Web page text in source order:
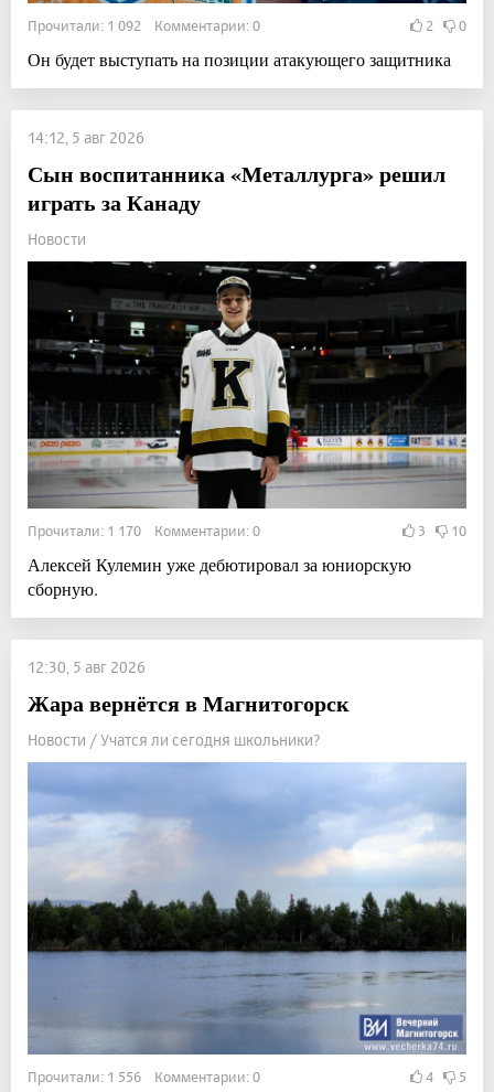
Прочитали: 1 092 Комментарии: 0 2 0
Он будет выступать на позиции атакующего защитника
14:12, 5 авг 2026
Сын воспитанника «Металлурга» решил
играть за Канаду
Новости
Прочитали: 1 170 Комментарии: 0 3 10
Алексей Кулемин уже дебютировал за юниорскую
сборную.
12:30, 5 авг 2026
Жара вернётся в Магнитогорск
Новости / Учатся ли сегодня школьники?
Прочитали: 1 556 Комментарии: 0 4 5